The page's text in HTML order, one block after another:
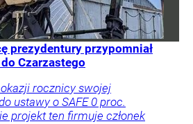
prezydentury przypomniał
Czarzastego
rocznicy swojej
ustawy o SAFE 0 proc.
projekt ten firmuje członek